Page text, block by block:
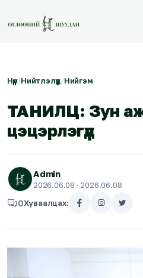
Нүүр/Нийтлэлүүд/Нийгэм
ТАНИЛЦ: Зун
цэцэрлэгүүд
Admin
2026.06.08 · 2026.06.08
0Хуваалцах: